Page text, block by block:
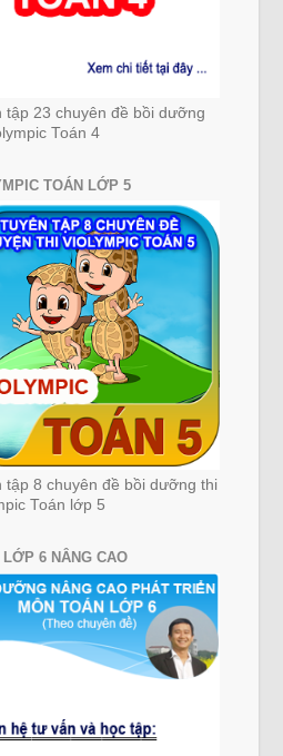
tập 23 chuyên đề bồi dưỡng
Toán 4
TOÁN LỚP 5
tập 8 chuyên đề bồi dưỡng thi
Toán lớp 5
LỚP 6 NÂNG CAO